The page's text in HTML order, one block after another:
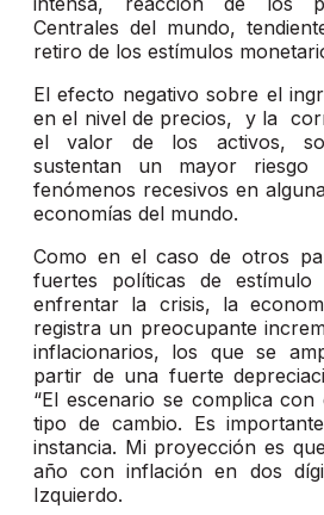
Centrales del mundo,
retiro de los estímulos
El efecto negativo sobre el
en el nivel de precios, y la
el valor de los activos,
sustentan un mayor riesgo
fenómenos recesivos en
economías del mundo.
Como en el caso de otros
fuertes políticas de estímulo
enfrentar la crisis, la
registra un preocupante
inflacionarios, los que se
partir de una fuerte
“El escenario se complica
tipo de cambio. Es
instancia. Mi proyección es
año con inflación en dos
Izquierdo.